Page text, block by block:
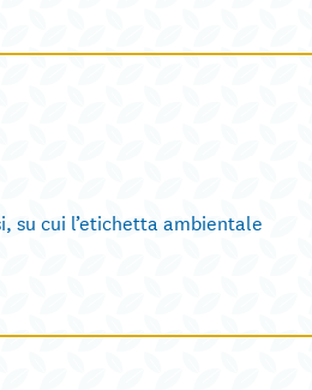
su cui l’etichetta ambientale